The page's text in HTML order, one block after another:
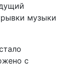
музыки
с